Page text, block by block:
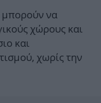
μπορούν να
χώρους και
και
χωρίς την